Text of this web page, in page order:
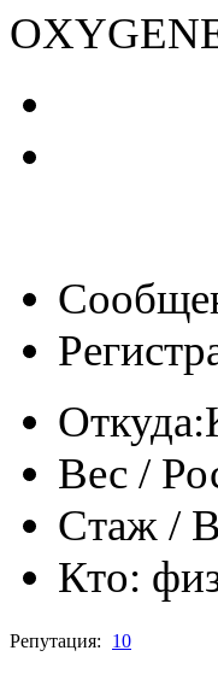
Откуда:
Вес /
Стаж /
Кто:
Репутация: 10